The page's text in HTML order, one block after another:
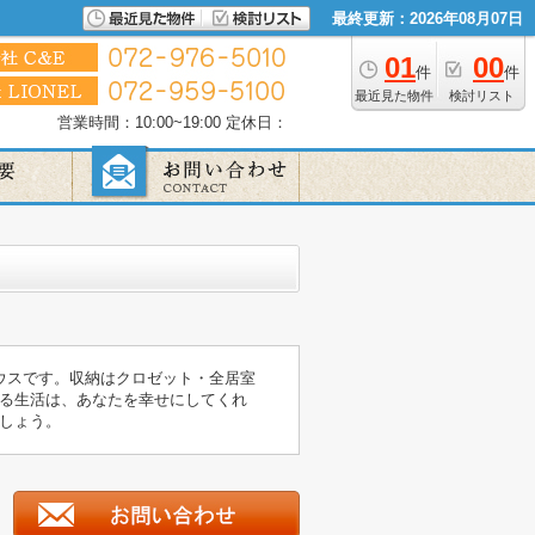
最終更新：2026年08月07日
01件
最近見た物件
00件
検討リスト
営業時間：10:00~19:00 定休日：
です。収納はクロゼット・全居室
生活は、あなたを幸せにしてくれ
ょう。